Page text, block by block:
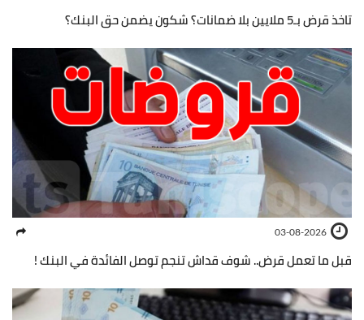
تاخذ قرض بـ5 ملايين بلا ضمانات؟ شكون يضمن حق البنك؟
03-08-2026
قبل ما تعمل قرض.. شوف قداش تنجم توصل الفائدة في البنك !